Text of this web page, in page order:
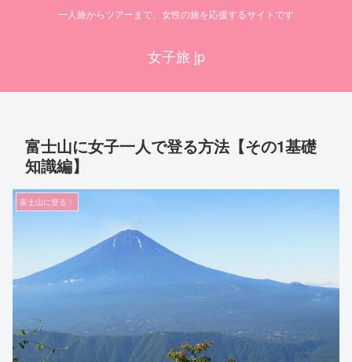
一人旅からツアーまで、女性の旅を応援するサイトです
女子旅 jp
富士山に女子一人で登る方法【その1基礎
知識編】
富士山に登る！